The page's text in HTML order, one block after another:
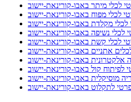
לכלי מיתר באבו-קורינאת-יישוב
לכלי מפוח באבו-קורינאת-יישוב
לכלי מקלדת באבו-קורינאת-יישוב
לכלי נשיפה באבו-קורינאת-יישוב
לכלי קשת באבו-קורינאת-יישוב
אתניים באבו-קורינאת-יישוב
אלקטרונית באבו-קורינאת-יישוב
לפיתוח קול באבו-קורינאת-יישוב
מוסיקלית באבו-קורינאת-יישוב
לתקלוט באבו-קורינאת-יישוב